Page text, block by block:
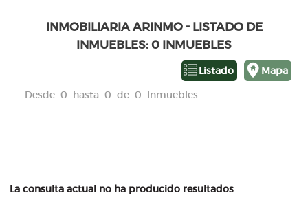
INMOBILIARIA ARINMO - LISTADO DE
INMUEBLES: 0 INMUEBLES
Mapa
Listado
Desde 0 hasta 0 de 0 Inmuebles
La consulta actual no ha producido resultados